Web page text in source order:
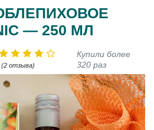
— 250 МЛ
(2 отзыва)
Купили более
320 раз